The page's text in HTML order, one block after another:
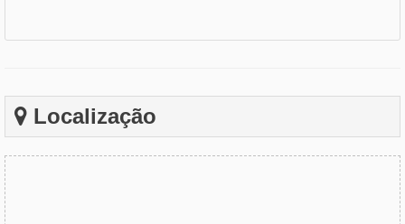
Localização